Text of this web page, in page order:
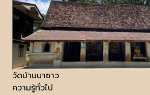
วัดบ้านนาซาว
ความรู้ทั่วไป